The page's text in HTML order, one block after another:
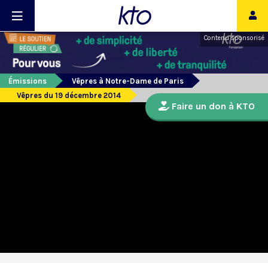
Contenu sponsorisé
Émissions
Vêpres à Notre-Dame de Paris
Vêpres du 19 décembre 2014
Faire un don à KTO